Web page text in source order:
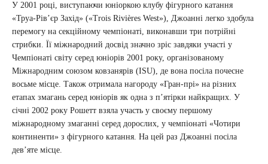
У 2001 році, виступаючи юніоркою клубу фігурного катання
«Труа-Рів’єр Захід» («Trois Rivières West»), Джоанні легко здобула
перемогу на секційному чемпіонаті, виконавши три потрійні
стрибки. Її міжнародний досвід значно зріс завдяки участі у
Чемпіонаті світу серед юніорів 2001 року, організованому
Міжнародним союзом ковзанярів (ISU), де вона посіла почесне
восьме місце. Також отримала нагороду «Гран-прі» на різних
етапах змагань серед юніорів як одна з п’ятірки найкращих. У
січні 2002 року Рошетт взяла участь у своєму першому
міжнародному змаганні серед дорослих, у чемпіонаті «Чотири
континенти» з фігурного катання. На цей раз Джоанні посіла
дев’яте місце.